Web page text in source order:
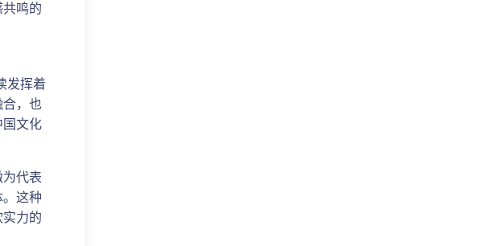
鸣的
发挥着
，也
国文化
代表
这种
力的